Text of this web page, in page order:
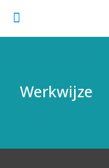
Werkwijze